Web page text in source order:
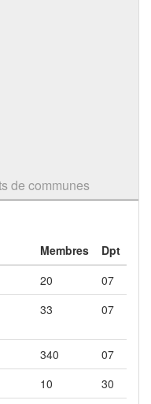
de communes
Membres
Dpt
20
07
33 07
340
07
10
30